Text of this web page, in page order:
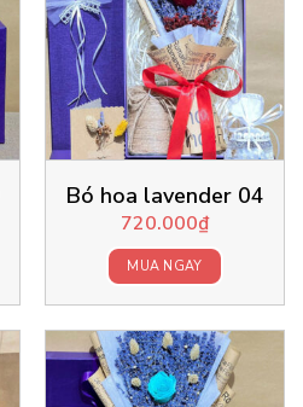
Bó hoa lavender 04
720.000₫
MUA NGAY